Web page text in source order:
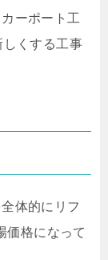
ーポート工
くする工事
体的にリフ
価格になって